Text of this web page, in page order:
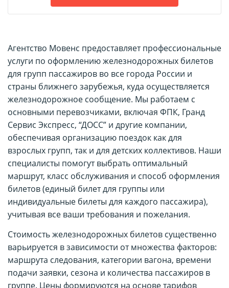
Агентство Мовенс предоставляет профессиональные
услуги по оформлению железнодорожных билетов
для групп пассажиров во все города России и
страны ближнего зарубежья, куда осуществляется
железнодорожное сообщение. Мы работаем с
основными перевозчиками, включая ФПК, Гранд
Сервис Экспресс, “ДОСС” и другие компании,
обеспечивая организацию поездок как для
взрослых групп, так и для детских коллективов. Наши
специалисты помогут выбрать оптимальный
маршрут, класс обслуживания и способ оформления
билетов (единый билет для группы или
индивидуальные билеты для каждого пассажира),
учитывая все ваши требования и пожелания.
Стоимость железнодорожных билетов существенно
варьируется в зависимости от множества факторов:
маршрута следования, категории вагона, времени
подачи заявки, сезона и количества пассажиров в
группе. Цены формируются на основе тарифов